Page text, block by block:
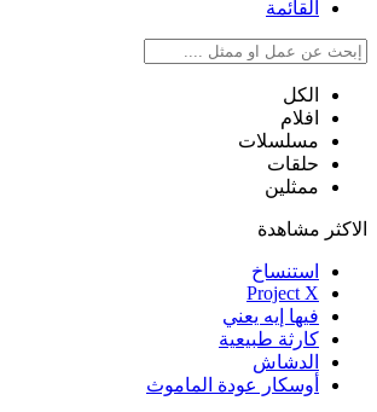
القائمة
الكل
افلام
مسلسلات
حلقات
ممثلين
الاكثر مشاهدة
استنساخ
Project X
فيها إيه يعني
كارثة طبيعية
الدشاش
أوسكار عودة الماموث